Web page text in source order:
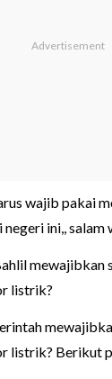
wajib pakai
ini,, salam
mewajibkan
listrik?
listrik? Berikut